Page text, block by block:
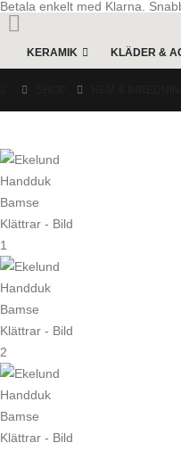
Betala enkelt med Klarna.
KERAMIK KLÄDER &